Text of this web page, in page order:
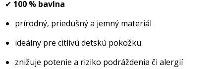
✔ 100 % bavlna
prírodný, priedušný a jemný materiál
ideálny pre citlivú detskú pokožku
znižuje potenie a riziko podráždenia či alergií